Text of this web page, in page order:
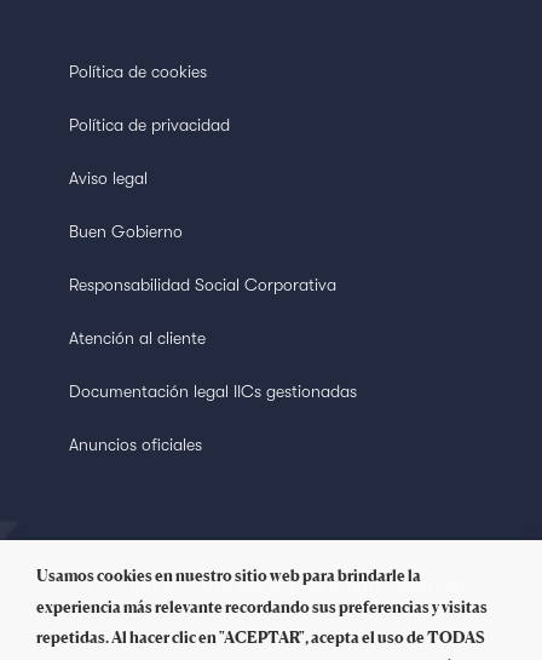
Política de cookies
Política de privacidad
Aviso legal
Buen Gobierno
Responsabilidad Social Corporativa
Atención al cliente
Documentación legal IICs gestionadas
Anuncios oficiales
© Copyright 2018 Welzia. All Rights Reserved
Usamos cookies en nuestro sitio web para brindarle la
experiencia más relevante recordando sus preferencias y visitas
repetidas. Al hacer clic en "ACEPTAR", acepta el uso de TODAS